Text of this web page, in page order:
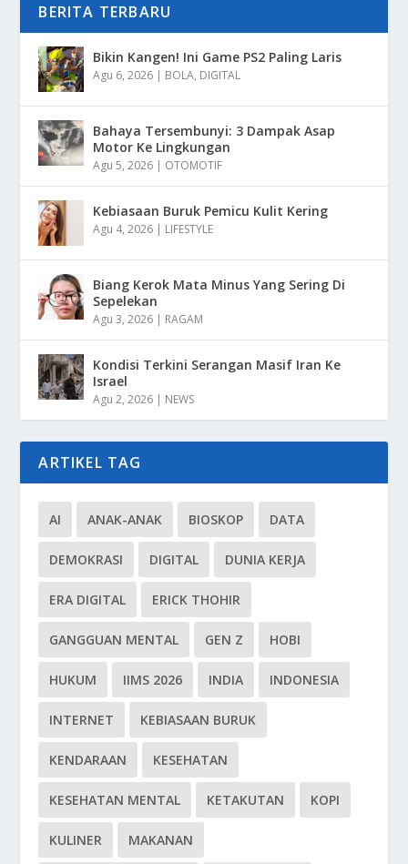
BERITA TERBARU
Bikin Kangen! Ini Game PS2 Paling Laris
Agu 6, 2026 | BOLA, DIGITAL
Bahaya Tersembunyi: 3 Dampak Asap
Motor Ke Lingkungan
Agu 5, 2026 | OTOMOTIF
Kebiasaan Buruk Pemicu Kulit Kering
Agu 4, 2026 | LIFESTYLE
Biang Kerok Mata Minus Yang Sering Di
Sepelekan
Agu 3, 2026 | RAGAM
Kondisi Terkini Serangan Masif Iran Ke
Israel
Agu 2, 2026 | NEWS
ARTIKEL TAG
AI ANAK-ANAK BIOSKOP DATA
DEMOKRASI DIGITAL DUNIA KERJA
ERA DIGITAL ERICK THOHIR
GANGGUAN MENTAL GEN Z HOBI
HUKUM IIMS 2026 INDIA INDONESIA
INTERNET KEBIASAAN BURUK
KENDARAAN KESEHATAN
KESEHATAN MENTAL KETAKUTAN KOPI
KULINER MAKANAN